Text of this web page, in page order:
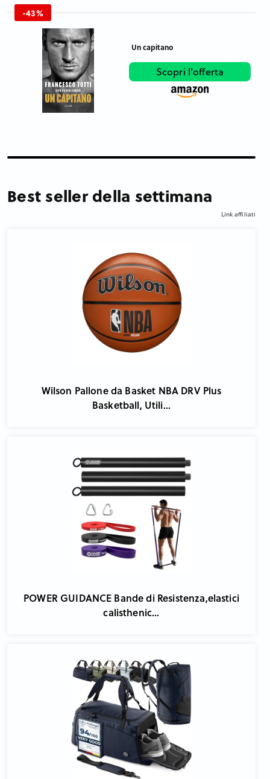
-43%
Un capitano
Scopri l'offerta
Best seller della settimana
Link affiliati
Wilson Pallone da Basket NBA DRV Plus
Basketball, Utili...
POWER GUIDANCE Bande di Resistenza,elastici
calisthenic...